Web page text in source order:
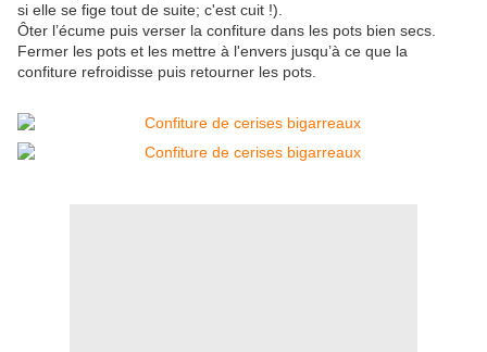
si elle se fige tout de suite; c'est cuit !).
Ôter l’écume puis verser la confiture dans les pots bien secs.
Fermer les pots et les mettre à l'envers jusqu’à ce que la
confiture refroidisse puis retourner les pots.